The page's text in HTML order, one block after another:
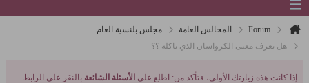
Forum المجالس العامة
مجلس بلنسية العام
هل تعرف معنى الكرواسان الذي تاكله ؟؟
إذا كانت هذه زيارتك الأولى، فتأكد من: اطلع على الأسئلة الشائعة بالنقر على الرابط